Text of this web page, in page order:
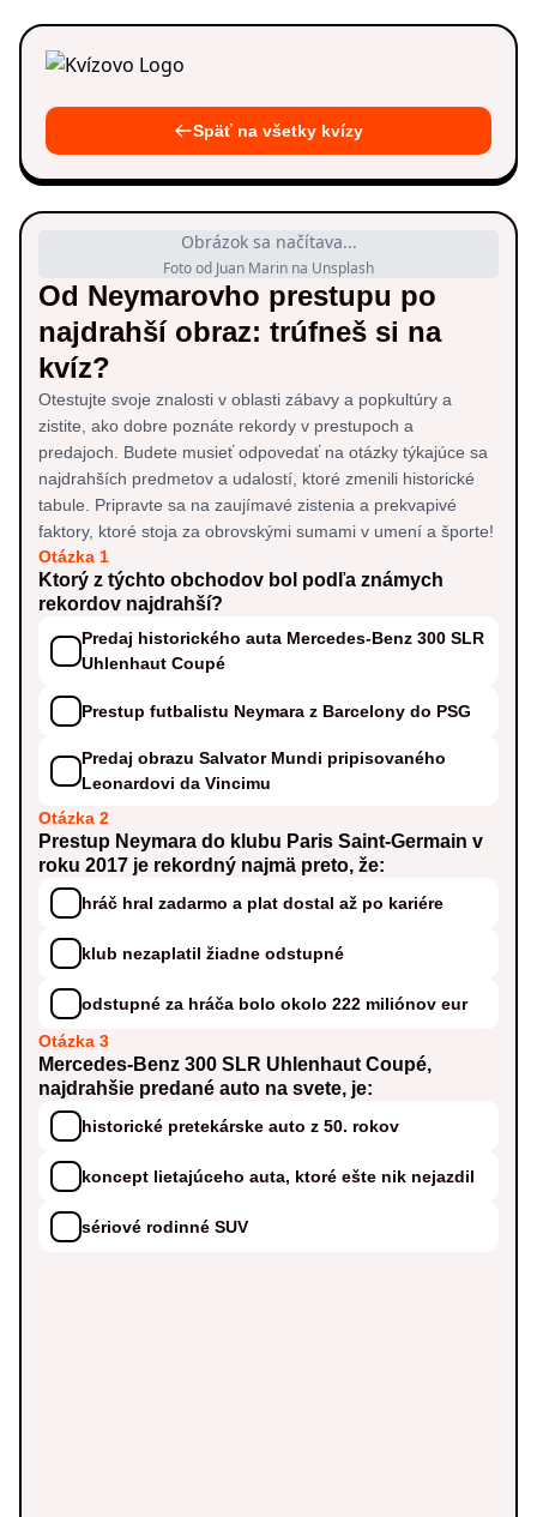
Späť na všetky kvízy
Obrázok sa načítava...
Foto od Juan Marin na Unsplash
Od Neymarovho prestupu po
najdrahší obraz: trúfneš si na
kvíz?
Otestujte svoje znalosti v oblasti zábavy a popkultúry a
zistite, ako dobre poznáte rekordy v prestupoch a
predajoch. Budete musieť odpovedať na otázky týkajúce sa
najdrahších predmetov a udalostí, ktoré zmenili historické
tabule. Pripravte sa na zaujímavé zistenia a prekvapivé
faktory, ktoré stoja za obrovskými sumami v umení a športe!
Otázka 1
Ktorý z týchto obchodov bol podľa známych
rekordov najdrahší?
Predaj historického auta Mercedes-Benz 300 SLR
Uhlenhaut Coupé
Prestup futbalistu Neymara z Barcelony do PSG
Predaj obrazu Salvator Mundi pripisovaného
Leonardovi da Vincimu
Otázka 2
Prestup Neymara do klubu Paris Saint-Germain v
roku 2017 je rekordný najmä preto, že:
hráč hral zadarmo a plat dostal až po kariére
klub nezaplatil žiadne odstupné
odstupné za hráča bolo okolo 222 miliónov eur
Otázka 3
Mercedes-Benz 300 SLR Uhlenhaut Coupé,
najdrahšie predané auto na svete, je:
historické pretekárske auto z 50. rokov
koncept lietajúceho auta, ktoré ešte nik nejazdil
sériové rodinné SUV